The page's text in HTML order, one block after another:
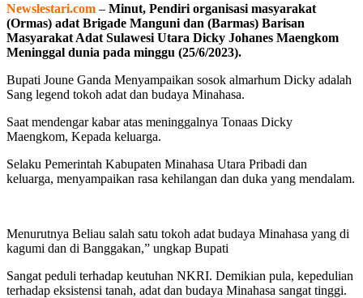
Newslestari.com – Minut, Pendiri organisasi masyarakat
(Ormas) adat Brigade Manguni dan (Barmas) Barisan
Masyarakat Adat Sulawesi Utara Dicky Johanes Maengkom
Meninggal dunia pada minggu (25/6/2023).
Bupati Joune Ganda Menyampaikan sosok almarhum Dicky adalah
Sang legend tokoh adat dan budaya Minahasa.
Saat mendengar kabar atas meninggalnya Tonaas Dicky
Maengkom, Kepada keluarga.
Selaku Pemerintah Kabupaten Minahasa Utara Pribadi dan
keluarga, menyampaikan rasa kehilangan dan duka yang mendalam.
Menurutnya Beliau salah satu tokoh adat budaya Minahasa yang di
kagumi dan di Banggakan,” ungkap Bupati
Sangat peduli terhadap keutuhan NKRI. Demikian pula, kepedulian
terhadap eksistensi tanah, adat dan budaya Minahasa sangat tinggi.